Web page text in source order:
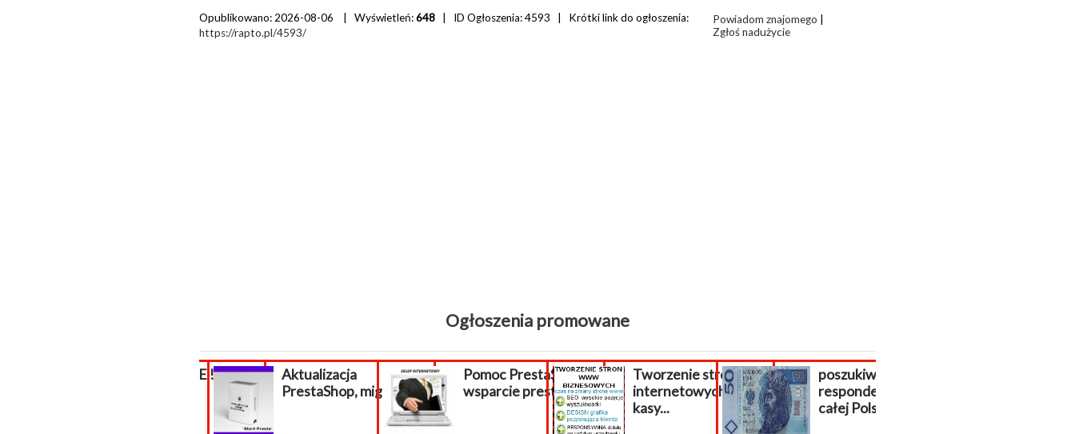
Opublikowano: 2026-08-06 | Wyświetleń:648| ID Ogłoszenia:4593 | Krótki link do ogłoszenia:
https://rapto.pl/4593/
Powiadom znajomego
Zgłoś nadużycie
Ogłoszenia promowane
WAKACJE !!!
Aktualizacja
PrestaShop, migracja...
Pomoc PrestaShop,
wsparcie prestashop
Tworzenie stron
internetowych
kasy...
poszukiwani
respondenci z
całej Polski!